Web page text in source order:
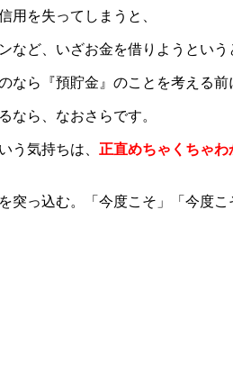
用を失ってしまうと、
など、いざお金を借りようとい
なら『預貯金』のことを考える
なら、なおさらです。
う気持ちは、 正直めちゃくちゃ
突っ込む。「今度こそ」「今度